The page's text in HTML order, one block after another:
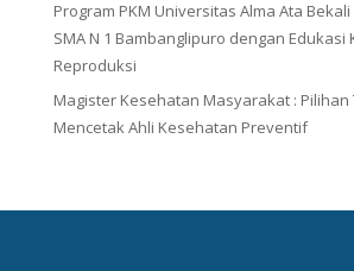
Program PKM Universitas Alma Ata
SMA N 1 Bambanglipuro dengan Edukasi
Reproduksi
Magister Kesehatan Masyarakat :
Mencetak Ahli Kesehatan Preventif